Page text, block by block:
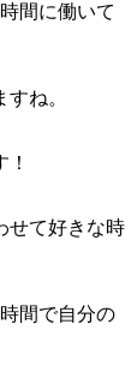
間に働いて
ね。
せて好きな時
間で自分の